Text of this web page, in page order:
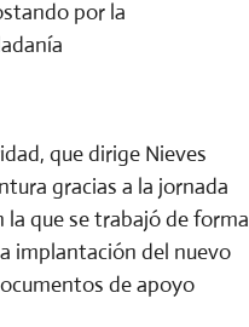
por la
que dirige Nieves
gracias a la jornada
la que se trabajó de forma
implantación del nuevo
de apoyo